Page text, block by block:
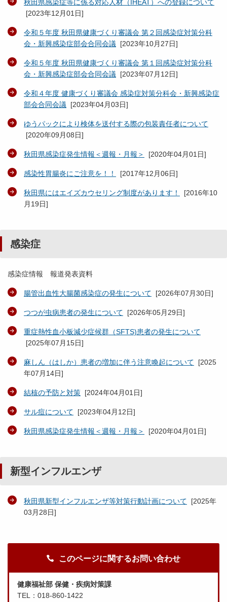
秋田県感染症等に係る対応人材（IHEAT）への登録について
[2023年12月01日]
令和５年度 秋田県健康づくり審議会 第２回感染症対策分科
会・新興感染症部会合同会議 [2023年10月27日]
令和５年度 秋田県健康づくり審議会 第１回感染症対策分科
会・新興感染症部会合同会議 [2023年07月12日]
令和４年度 健康づくり審議会 感染症対策分科会・新興感染症
部会合同会議 [2023年04月03日]
ゆうパックにより検体を送付する際の包装責任者について
[2020年09月08日]
秋田県感染症発生情報＜週報・月報＞ [2020年04月01日]
感染性胃腸炎にご注意を！！ [2017年12月06日]
秋田県にはエイズカウセリング制度があります！ [2016年10
月19日]
感染症
感染症情報 報道発表資料
腸管出血性大腸菌感染症の発生について [2026年07月30日]
つつが虫病患者の発生について [2026年05月29日]
重症熱性血小板減少症候群（SFTS)患者の発生について
[2025年07月15日]
麻しん（はしか）患者の増加に伴う注意喚起について [2025
年07月14日]
結核の予防と対策 [2024年04月01日]
サル痘について [2023年04月12日]
秋田県感染症発生情報＜週報・月報＞ [2020年04月01日]
新型インフルエンザ
秋田県新型インフルエンザ等対策行動計画について [2025年
03月28日]
このページに関するお問い合わせ
健康福祉部 保健・疾病対策課
TEL：018-860-1422